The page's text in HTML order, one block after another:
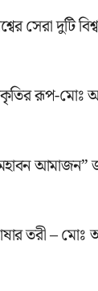
সেরা দুটি
রূপ-মোঃ
আমাজন”
তরী – মোঃ